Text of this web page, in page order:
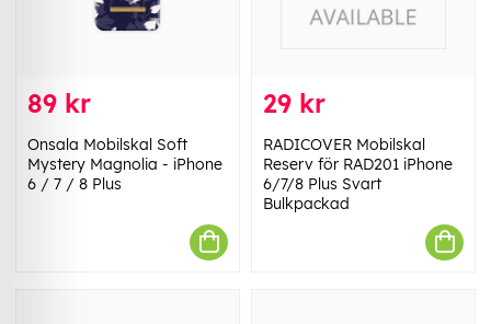
89 kr
Onsala Mobilskal Soft
Mystery Magnolia - iPhone
6 / 7 / 8 Plus
29 kr
RADICOVER Mobilskal
Reserv för RAD201 iPhone
6/7/8 Plus Svart
Bulkpackad